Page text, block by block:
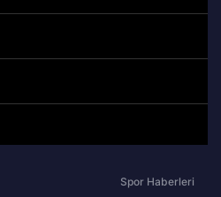
Spor Haberleri